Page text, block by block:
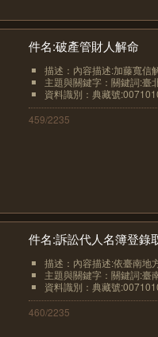
件名:破產管財人解命
描述：內容描述:加藤寬信
主題與關鍵字：關鍵詞:臺
資料識別：典藏號
459/2235
件名:訴訟代人名簿登錄
描述：內容描述:依臺南地
主題與關鍵字：關鍵詞:臺
資料識別：典藏號
460/2235